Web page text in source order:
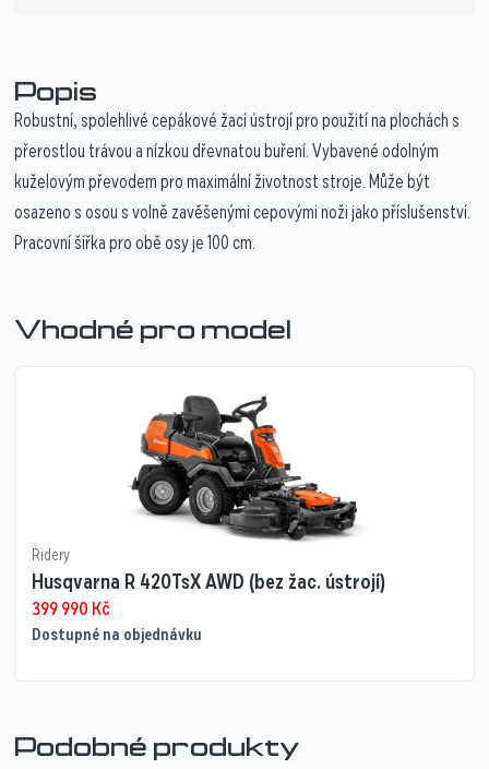
Popis
Robustní, spolehlivé cepákové žací ústrojí pro použití na plochách s
přerostlou trávou a nízkou dřevnatou buření. Vybavené odolným
kuželovým převodem pro maximální životnost stroje. Může být
osazeno s osou s volně zavěšenými cepovými noži jako příslušenství.
Pracovní šířka pro obě osy je 100 cm.
Vhodné pro model
Ridery
Husqvarna R 420TsX AWD (bez žac. ústrojí)
399 990 Kč
Dostupné na objednávku
Podobné produkty